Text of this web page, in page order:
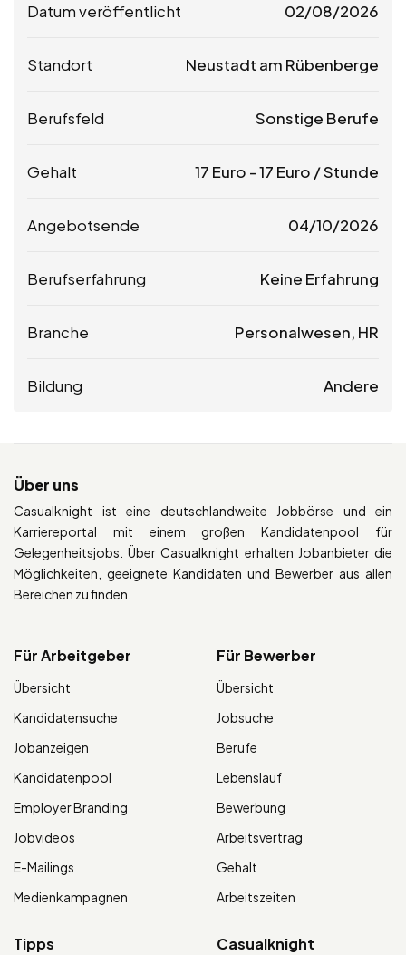
Datum veröffentlicht 02/08/2026
Standort Neustadt am Rübenberge
Berufsfeld Sonstige Berufe
Gehalt 17 Euro -17 Euro / Stunde
Angebotsende 04/10/2026
Berufserfahrung Keine Erfahrung
Branche Personalwesen, HR
Bildung Andere
Über uns
Casualknight ist eine deutschlandweite Jobbörse und ein
Karriereportal mit einem großen Kandidatenpool für
Gelegenheitsjobs. Über Casualknight erhalten Jobanbieter die
Möglichkeiten, geeignete Kandidaten und Bewerber aus allen
Bereichen zu finden.
Für Arbeitgeber
Übersicht
Kandidatensuche
Jobanzeigen
Kandidatenpool
Employer Branding
Jobvideos
E-Mailings
Medienkampagnen
Für Bewerber
Übersicht
Jobsuche
Berufe
Lebenslauf
Bewerbung
Arbeitsvertrag
Gehalt
Arbeitszeiten
Tipps Casualknight